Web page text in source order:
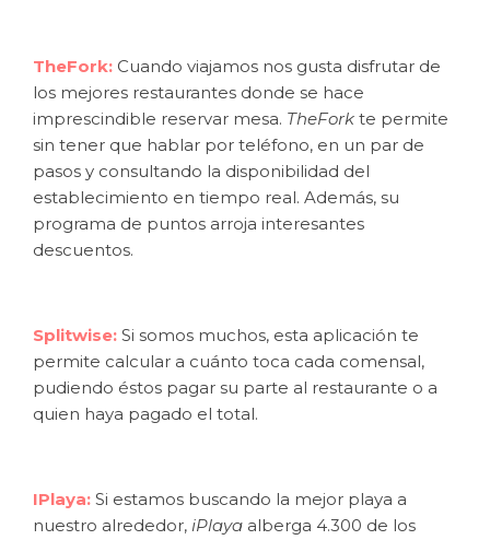
TheFork: Cuando viajamos nos gusta disfrutar de
los mejores restaurantes donde se hace
imprescindible reservar mesa. TheFork te permite
sin tener que hablar por teléfono, en un par de
pasos y consultando la disponibilidad del
establecimiento en tiempo real. Además, su
programa de puntos arroja interesantes
descuentos.
Splitwise: Si somos muchos, esta aplicación te
permite calcular a cuánto toca cada comensal,
pudiendo éstos pagar su parte al restaurante o a
quien haya pagado el total.
IPlaya: Si estamos buscando la mejor playa a
nuestro alrededor, iPlaya alberga 4.300 de los